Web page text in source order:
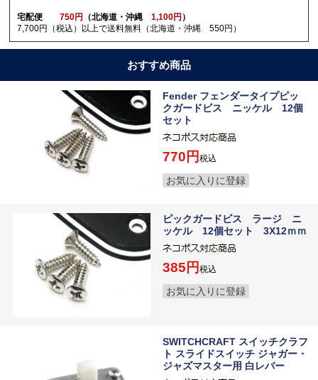
宅配便750円 （北海道・沖縄1,100円 ）
7,700円（税込）以上で送料無料（北海道・沖縄 550円）
おすすめ商品
Fender フェンダータイプピッ
クガードビス ニッケル 12個
セット
770 税込
お気に入りに登録
ピックガードビス ラージ ニ
ッケル 12個セット 3X12ｍｍ
385 税込
お気に入りに登録
SWITCHCRAFT スイッチクラフ
ト スライドスイッチ ジャガー・
ジャズマスター用 白レバー